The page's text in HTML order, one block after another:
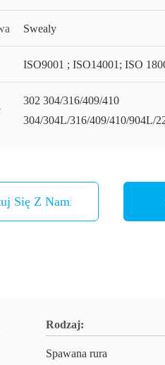
Swealy
ISO9001 ; ISO14001; ISO
302 304/316/409/410
304/304L/316/409/410/904L/
Się Z Nami
Rodzaj:
Spawana rura